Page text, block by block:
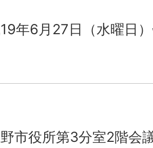
年6月27日（水曜日
市役所第3分室2階会